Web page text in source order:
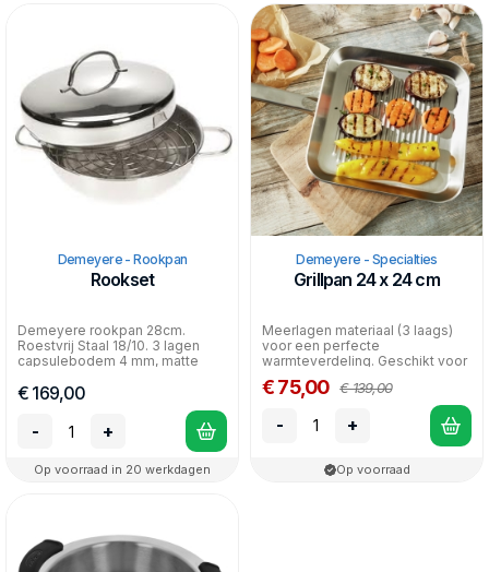
Demeyere - Rookpan
Rookset
Demeyere rookpan 28cm.
Roestvrij Staal 18/10. 3 lagen
capsulebodem 4 mm, matte
€ 169,00
-
+
Op voorraad in 20 werkdagen
Demeyere - Specialties
Grillpan 24 x 24 cm
Meerlagen materiaal (3 laags)
voor een perfecte
warmteverdeling. Geschikt voor
alle warmtebronnen inclus...
€ 75,00 € 139,00
- +
Op voorraad